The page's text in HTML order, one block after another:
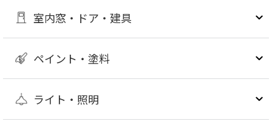
室内窓・ドア・建具
ペイント・塗料
ライト・照明